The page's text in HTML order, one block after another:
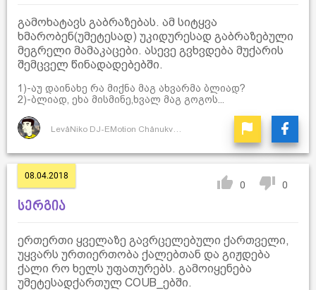
გამოხატავს გაბრაზებას. ამ სიტყვა
ხმარობენ(უმეტესად) უკიდურესად გაბრაზებული
მეგრელი მამაკაცები. ასევე გვხვდება მუქარის
შემცველ წინადადებებში.
1)-აუ დაინახე რა მიქნა მაგ ახვარმა ბლიად?
2)-ბლიად, ეხა მისმინე,ხვალ მაგ გოგოს...
LevåNiko DJ-EMotion ChånukvåDze
08.04.2018
0 0
სერგია
ერთერთი ყველაზე გავრცელებული ქართველი,
უყვარს ურთიერთობა ქალებთან და გიჟდება
ქალი რო ხელს უფათურებს. გამოიყენება
უმეტესადქართულ COUB_ებში.